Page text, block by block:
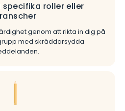
specifika roller eller
genom att rikta in dig på
med skräddarsydda